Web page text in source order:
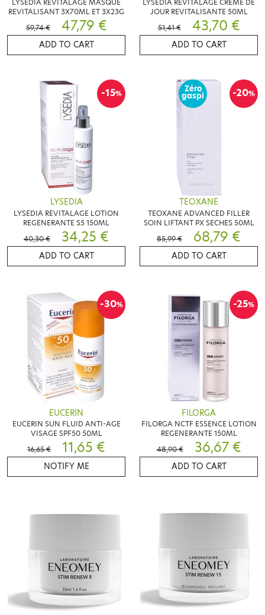
REVITALISANT 3X70ML ET 3X23G
59,74 €
47,79 €
ADD TO CART
JOUR REVITALISANTE 50ML
51,41 €
43,70 €
ADD TO CART
-15%
LYSEDIA
LYSEDIA REVITALAGE LOTION
REGENERANTE S5 150ML
40,30 €
34,25 €
ADD TO CART
-20%
Zéro
gaspi
TEOXANE
TEOXANE ADVANCED FILLER
SOIN LIFTANT PX SECHES 50ML
85,99 €
68,79 €
ADD TO CART
-30%
EUCERIN
EUCERIN SUN FLUID ANTI-AGE
VISAGE SPF50 50ML
16,65 €
11,65 €
NOTIFY ME
-25%
FILORGA
FILORGA NCTF ESSENCE LOTION
REGENERANTE 150ML
48,90 €
36,67 €
ADD TO CART